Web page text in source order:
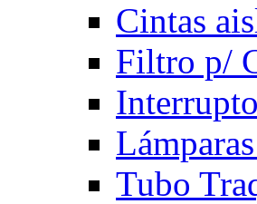
Cintas
Filtro p/
Tubo